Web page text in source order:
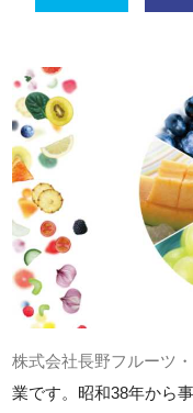
株式会社長野フルーツ
業です。昭和38年から